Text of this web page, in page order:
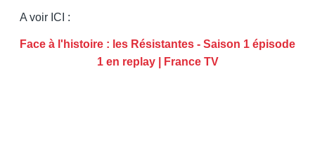
A voir ICI :
Face à l'histoire : les Résistantes - Saison 1 épisode
1 en replay | France TV